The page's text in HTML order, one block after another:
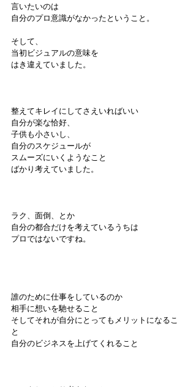
言いたいのは
自分のプロ意識がなかったということ。
そして、
当初ビジュアルの意味を
はき違えていました。
整えてキレイにしてさえいればいい
自分が楽な恰好、
子供も小さいし、
自分のスケジュールが
スムーズにいくようなこと
ばかり考えていました。
ラク、面倒、とか
自分の都合だけを考えているうちは
プロではないですね。
誰のために仕事をしているのか
相手に想いを馳せること
そしてそれが自分にとってもメリットになるこ
と
自分のビジネスを上げてくれること